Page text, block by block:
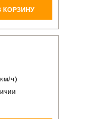
КОРЗИНУ
ч)